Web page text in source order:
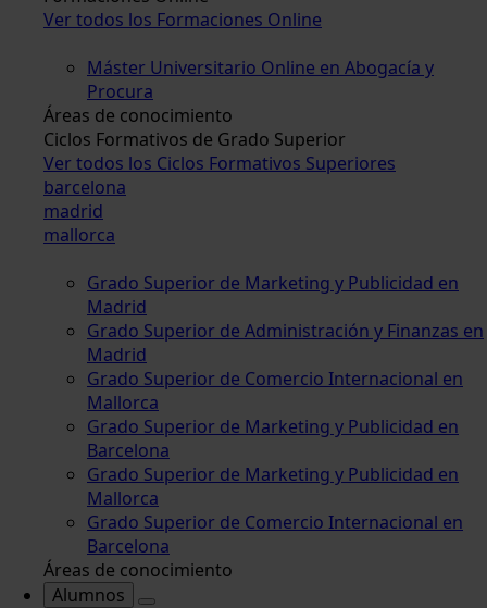
Ver todos los Formaciones Online
Máster Universitario Online en Abogacía y
Procura
Áreas de conocimiento
Ciclos Formativos de Grado Superior
Ver todos los Ciclos Formativos Superiores
barcelona
madrid
mallorca
Grado Superior de Marketing y Publicidad en
Madrid
Grado Superior de Administración y Finanzas en
Madrid
Grado Superior de Comercio Internacional en
Mallorca
Grado Superior de Marketing y Publicidad en
Barcelona
Grado Superior de Marketing y Publicidad en
Mallorca
Grado Superior de Comercio Internacional en
Barcelona
Áreas de conocimiento
Alumnos